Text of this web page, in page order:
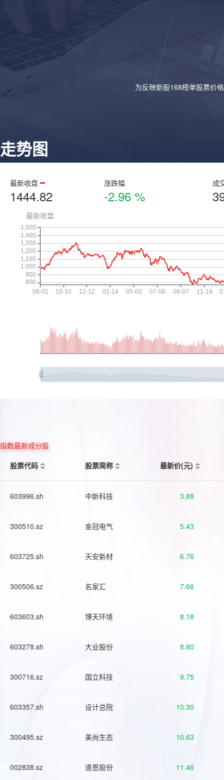
为反映新股168榜单股票价
走势图
最新收盘
1444.82
涨跌幅
-2.96 %
成
指数最新成分股
股票代码
股票简称 最新价(元)
603996.sh 中新科技 3.88
300510.sz 金冠电气 5.43
603725.sh 天安新材 6.76
300506.sz 名家汇 7.66
603603.sh 博天环境 8.18
603278.sh 大业股份 8.80
300716.sz 国立科技 9.75
603357.sh 设计总院 10.30
300495.sz 美尚生态 10.63
002838.sz 道恩股份 11.46